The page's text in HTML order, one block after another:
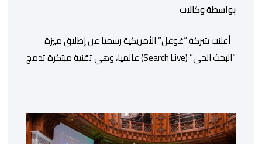
بواسطة وكالات
أعلنت شركة “غوغل” الأمريكية رسميا عن إطلاق ميزة
“البحث الحي” (Search Live) عالميا، وهي تقنية مبتكرة تدمج
الشركة تأتي هذه الخطوة كجزء من استراتيجية “غوغل”
الشاملة لتعميم تطبيقات الذكاء الاصطناعي التوليدي في